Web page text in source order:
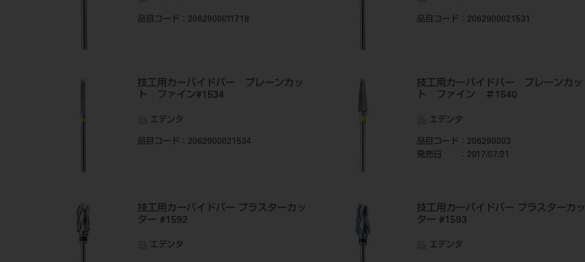
品目コード ：2062900011718 品目コード ：2062900021531
技工用カーバイドバー プレーンカッ
ト ファイン#1534
エデンタ
品目コード ：2062900021534
技工用カーバイドバー プレーンカッ
ト ファイン ＃1540
エデンタ
品目コード ：206290003
発売日
：2017/07/21
技工用カーバイドバー プラスターカッ
ター #1592
エデンタ
技工用カーバイドバー プラスターカッ
ター #1593
エデンタ